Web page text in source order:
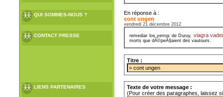
QUI SOMMES-NOUS ?
CONTACT PRESSE
LIENS PARTENAIRES
En réponse à :
cont ungen
vendredi 21 décembre 2012
remediar los yerros de Duruy, viagra
morts que dÃ©peÃ§aient des vautours.
Titre :
Texte de votre message :
(Pour créer des paragraphes, laissez